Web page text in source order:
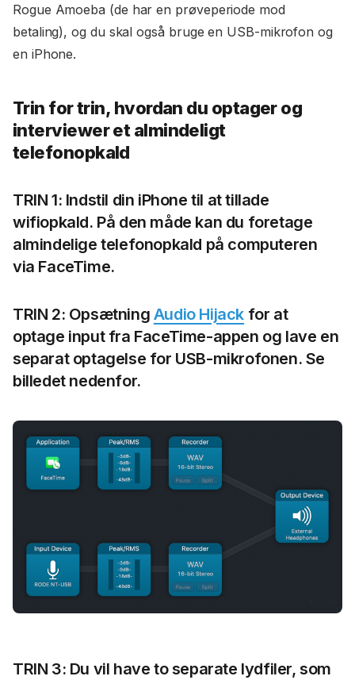
Rogue Amoeba (de har en prøveperiode mod
betaling), og du skal også bruge en USB-mikrofon og
en iPhone.
Trin for trin, hvordan du optager og
interviewer et almindeligt
telefonopkald
TRIN 1: Indstil din iPhone til at tillade
wifiopkald. På den måde kan du foretage
almindelige telefonopkald på computeren
via FaceTime.
TRIN 2: Opsætning Audio Hijack for at
optage input fra FaceTime-appen og lave en
separat optagelse for USB-mikrofonen. Se
billedet nedenfor.
TRIN 3: Du vil have to separate lydfiler, som